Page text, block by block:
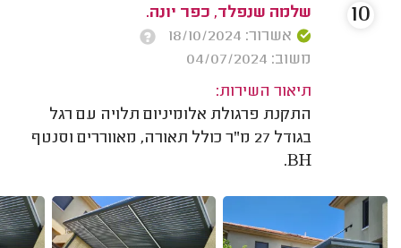
שלמה שנפלד, כפר יונה.
אשרור: 18/10/2024
משוב: 04/07/2024
תיאור השירות:
התקנת פרגולת אלומיניום תלויה עם רגל
בגודל 27 מ"ר כולל תאורה, מאווררים וסנטף
BH.
10